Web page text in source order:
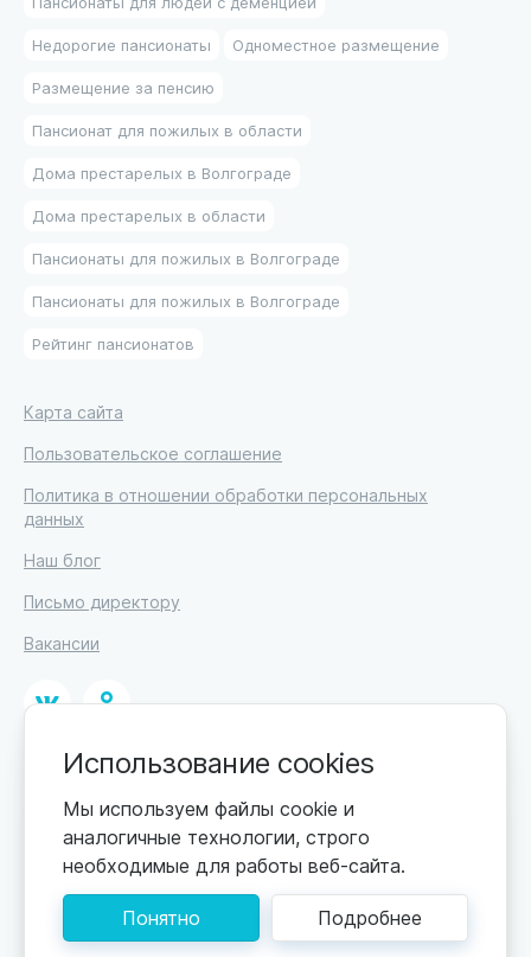
Недорогие пансионаты Одноместное размещение
Размещение за пенсию
Пансионат для пожилых в области
Дома престарелых в Волгограде
Дома престарелых в области
Пансионаты для пожилых в Волгограде
Пансионаты для пожилых в Волгограде
Рейтинг пансионатов
Карта сайта
Пользовательское соглашение
Политика в отношении обработки персональных
данных
Наш блог
Письмо директору
Вакансии
© 2026
ИП Высоцкий Дмитрий Петрович, ИНН 233610721148
Цены обновляются по мере поступления новой
информации. Точную стоимость уточняйте у
пансионата. Информация, предоставленная на сайте,
не может быть использована для постановки
диагноза, назначения лечения и не заменяет прием
Использование cookies
Мы используем файлы cookie и
аналогичные технологии, строго
необходимые для работы веб-сайта.
Понятно Подробнее